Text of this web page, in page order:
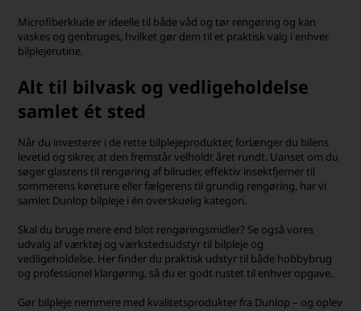
Microfiberklude er ideelle til både våd og tør rengøring og kan
vaskes og genbruges, hvilket gør dem til et praktisk valg i enhver
bilplejerutine.
Alt til bilvask og vedligeholdelse
samlet ét sted
Når du investerer i de rette bilplejeprodukter, forlænger du bilens
levetid og sikrer, at den fremstår velholdt året rundt. Uanset om du
søger glasrens til rengøring af bilruder, effektiv insektfjerner til
sommerens køreture eller fælgerens til grundig rengøring, har vi
samlet Dunlop bilpleje i én overskuelig kategori.
Skal du bruge mere end blot rengøringsmidler? Se også vores
udvalg af værktøj og værkstedsudstyr til bilpleje og
vedligeholdelse. Her finder du praktisk udstyr til både hobbybrug
og professionel klargøring, så du er godt rustet til enhver opgave.
Gør bilpleje nemmere med kvalitetsprodukter fra Dunlop – og oplev